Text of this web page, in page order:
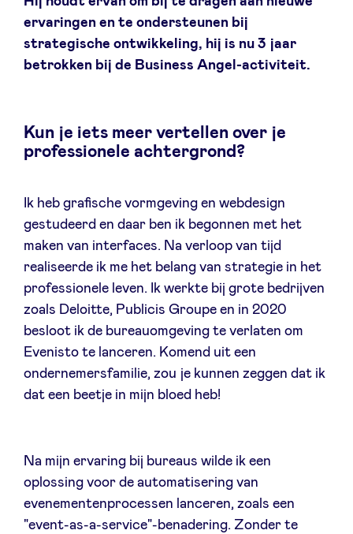
Pooling Services
Sponsors
Privacy Policy
My Portofolio
Toegang 'dealflow' investeerder
Health Expert Circle
nl fr
en
LinkedIn
ervaringen en te ondersteunen bij
strategische ontwikkeling, hij is nu 3 jaar
betrokken bij de Business Angel-activiteit.
Kun je iets meer vertellen over je
professionele achtergrond?
Ik heb grafische vormgeving en webdesign
gestudeerd en daar ben ik begonnen met het
maken van interfaces. Na verloop van tijd
realiseerde ik me het belang van strategie in het
professionele leven. Ik werkte bij grote bedrijven
zoals Deloitte, Publicis Groupe en in 2020
besloot ik de bureauomgeving te verlaten om
Evenisto te lanceren. Komend uit een
ondernemersfamilie, zou je kunnen zeggen dat ik
dat een beetje in mijn bloed heb!
Na mijn ervaring bij bureaus wilde ik een
oplossing voor de automatisering van
evenementenprocessen lanceren, zoals een
"event-as-a-service"-benadering. Zonder te